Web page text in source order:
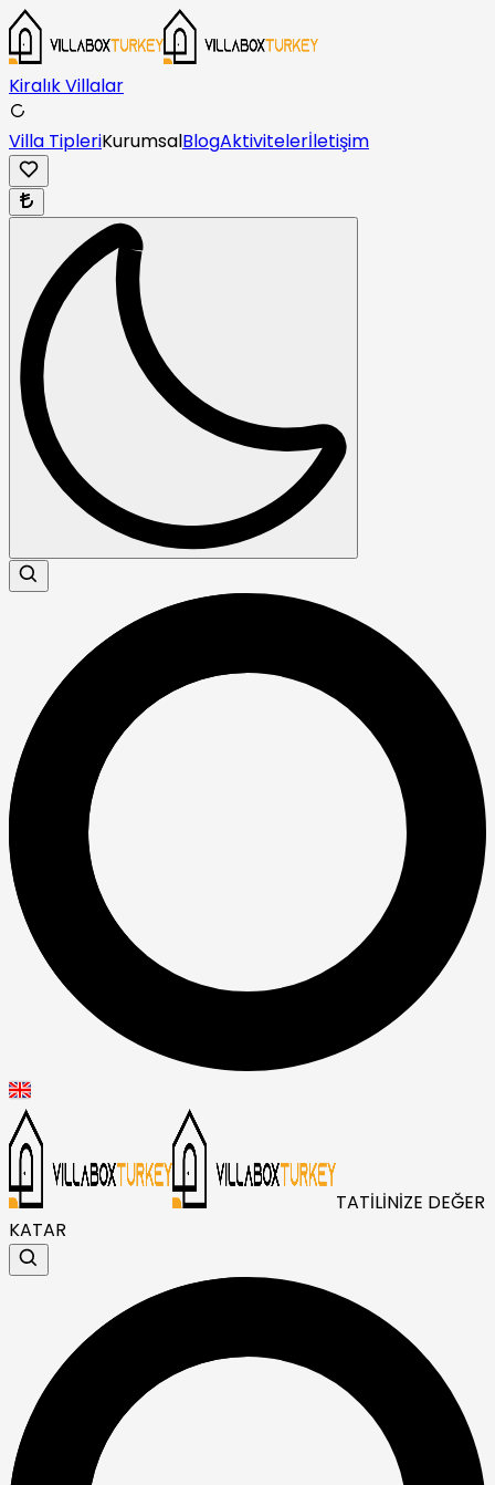
Kiralık Villalar
Villa TipleriKurumsalBlogAktivitelerİletişim
TATİLİNİZE DEĞER
KATAR